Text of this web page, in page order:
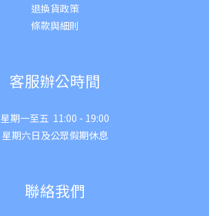
退換貨政策
條款與細則
客服辦公時間
星期一至五 11:00 - 19:00
星期六日及公眾假期休息
聯絡我們